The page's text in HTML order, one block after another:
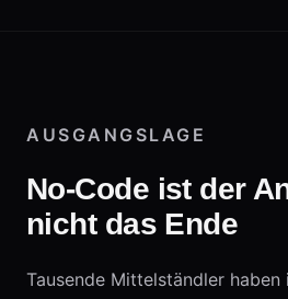
AUSGANGSLAGE
No-Code ist der
nicht das Ende
Tausende Mittelständler